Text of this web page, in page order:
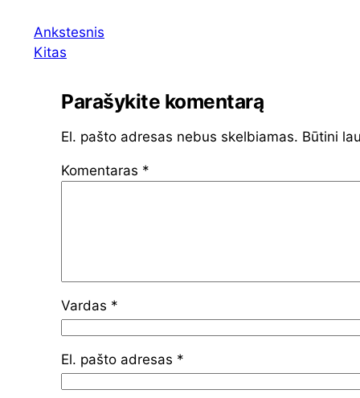
Ankstesnis
Kitas
Parašykite komentarą
El. pašto adresas nebus skelbiamas. Būtini
Komentaras *
Vardas *
El. pašto adresas *